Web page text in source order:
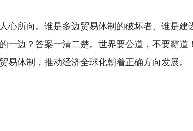
所向。谁是多边贸易体制的破坏者、谁是建
一边？答案一清二楚。世界要公道，不要霸
体制，推动经济全球化朝着正确方向发展。